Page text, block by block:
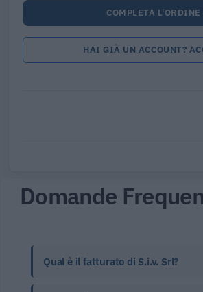
COMPLETA L'ORDINE
HAI GIÀ UN ACCOUNT?
Domande
Qual è il fatturato di S.i.v. Srl?